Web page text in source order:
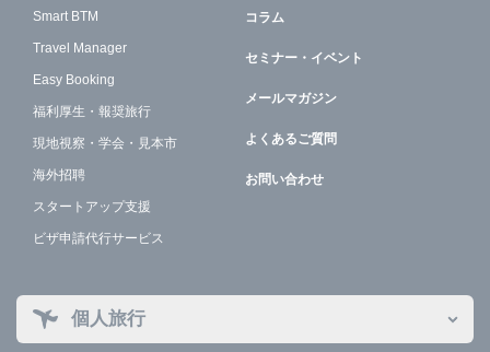
Smart BTM
Travel Manager
Easy Booking
福利厚生・報奨旅行
現地視察・学会・見本市
海外招聘
スタートアップ支援
ビザ申請代行サービス
コラム
セミナー・イベント
メールマガジン
よくあるご質問
お問い合わせ
個人旅行